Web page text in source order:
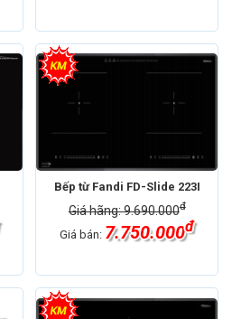
Bếp từ Fandi FD-Slide 223I
Giá hãng: 9.690.000đ
Giá bán: 7.750.000đ